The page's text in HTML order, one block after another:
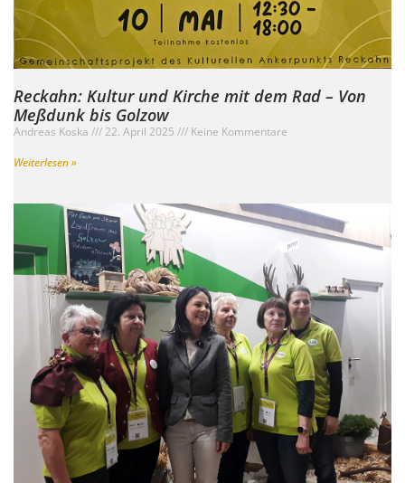
Reckahn: Kultur und Kirche mit dem Rad – Von
Meßdunk bis Golzow
Andreas Koska 22. April 2025
Keine Kommentare
Weiterlesen »